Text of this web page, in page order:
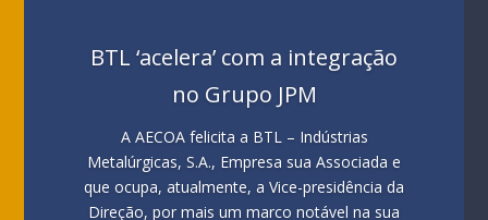
BTL ‘acelera’ com a integração
no Grupo JPM
A AECOA felicita a BTL – Indústrias
Metalúrgicas, S.A., Empresa sua Associada e
que ocupa, atualmente, a Vice-presidência da
Direção, por mais um marco notável na sua